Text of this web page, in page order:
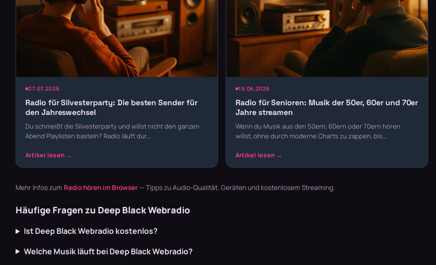
27.07.2026
Radio für Silvesterparty: Die besten Sender für
den Jahreswechsel
Du schmeißt die Silvesterparty und willst nicht den ganzen
Abend Playlisten basteln? Radio läuft dur…
19.06.2026
Radio für Senioren: Musik der 50er, 60er und 70er
Jahre streamen
Wenn du Musik aus den 50ern, 60ern oder 70ern hören
willst, ohne durch moderne Charts zu zappen, bis…
Mehr Infos zum Radio hören im Browser — Tipps zu Audio-Qualität, Geräten und kostenlosem Streaming.
Häufige Fragen zu Deep Black Webradio
Ist Deep Black Webradio kostenlos?
Welche Musik läuft bei Deep Black Webradio?